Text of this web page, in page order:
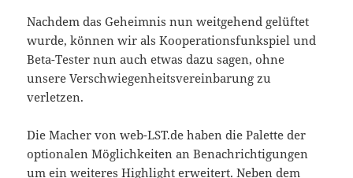
Nachdem das Geheimnis nun weitgehend gelüftet
wurde, können wir als Kooperationsfunkspiel und
Beta-Tester nun auch etwas dazu sagen, ohne
unsere Verschwiegenheitsvereinbarung zu
verletzen.
Die Macher von web-LST.de haben die Palette der
optionalen Möglichkeiten an Benachrichtigungen
um ein weiteres Highlight erweitert. Neben dem